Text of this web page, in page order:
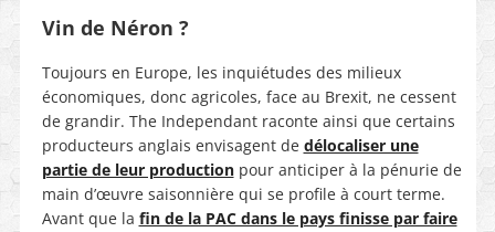
Vin de Néron ?
Toujours en Europe, les inquiétudes des milieux
économiques, donc agricoles, face au Brexit, ne cessent
de grandir. The Independant raconte ainsi que certains
producteurs anglais envisagent de délocaliser une
partie de leur productionpour anticiper à la pénurie de
main d’œuvre saisonnière qui se profile à court terme.
Avant que la fin de la PAC dans le pays finisse par faire